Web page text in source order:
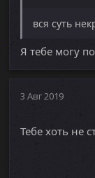
вся суть
Я тебе могу
3 Авг 2019
Тебе хоть не